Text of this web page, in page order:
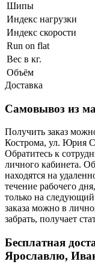
Шипы
Индекс нагрузки
Индекс скорости
Run on flat
Вес в кг.
Объём
Доставка
Самовывоз из
Получить заказ
Кострома, ул. Юрия
Обратитесь к
личного кабинета.
находятся на
течение рабочего
только на
заказа можно в
забрать, получает
Бесплатная
Ярославлю,